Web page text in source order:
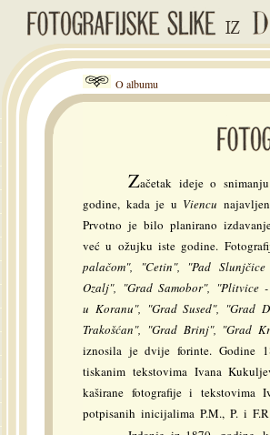
O albumu
Začetak ideje o
godine, kada je u Viencu
Prvotno je bilo planirano
već u ožujku iste godine.
palačom", "Cetin", "Pad
Ozalj", "Grad Samobor", "Plitvice
u Koranu", "Grad Sused", "Grad
Trakošćan", "Grad Brinj", "Grad
iznosila je dvije forinte. Godine
tiskanim tekstovima Ivana
kaširane fotografije i tekstovima
potpisanih inicijalima P.M., P. i